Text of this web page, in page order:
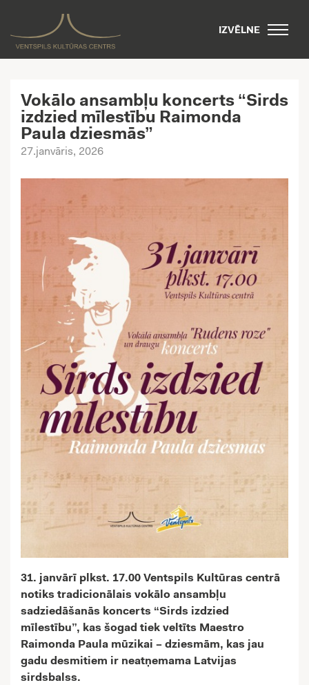
IZVĒLNE
Vokālo ansambļu koncerts “Sirds
izdzied mīlestību Raimonda
Paula dziesmās”
27.janvāris, 2026
31. janvārī plkst. 17.00 Ventspils Kultūras centrā
notiks tradicionālais vokālo ansambļu
sadziedāšanās koncerts “Sirds izdzied
mīlestību”, kas šogad tiek veltīts Maestro
Raimonda Paula mūzikai – dziesmām, kas jau
gadu desmitiem ir neatņemama Latvijas
sirdsbalss.